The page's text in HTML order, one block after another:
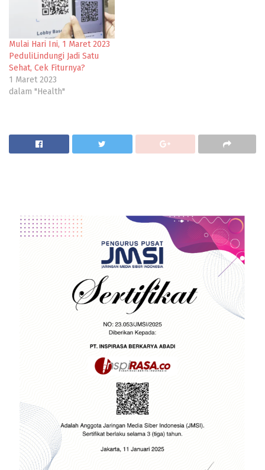
Mulai Hari Ini, 1 Maret 2023
PeduliLindungi Jadi Satu
Sehat, Cek Fiturnya?
1 Maret 2023
dalam "Health"